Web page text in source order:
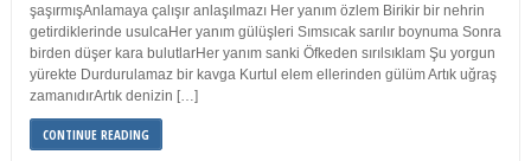
şaşırmışAnlamaya çalışır anlaşılmazı Her yanım özlem Birikir bir nehrin
getirdiklerinde usulcaHer yanım gülüşleri Sımsıcak sarılır boynuma Sonra
birden düşer kara bulutlarHer yanım sanki Öfkeden sırılsıklam Şu yorgun
yürekte Durdurulamaz bir kavga Kurtul elem ellerinden gülüm Artık uğraş
zamanıdırArtık denizin […]
CONTINUE READING